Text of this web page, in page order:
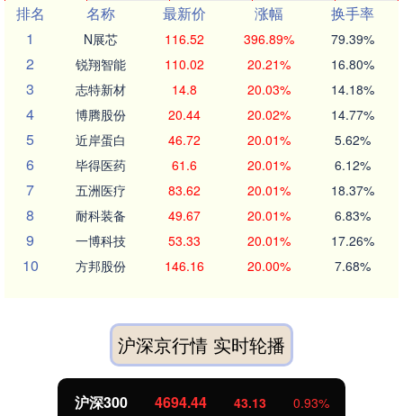
排名
名称 最新价 涨幅
换手率
1
N展芯 116.52 396.89% 79.39%
2 锐翔智能 110.02 20.21% 16.80%
3 志特新材 14.8 20.03% 14.18%
4 博腾股份 20.44 20.02% 14.77%
5 近岸蛋白 46.72 20.01% 5.62%
6 毕得医药 61.6 20.01% 6.12%
7 五洲医疗 83.62 20.01% 18.37%
8 耐科装备 49.67 20.01% 6.83%
9 一博科技 53.33 20.01% 17.26%
10 方邦股份 146.16 20.00% 7.68%
沪深京行情 实时轮播
沪深300 4694.44 43.13 0.93%